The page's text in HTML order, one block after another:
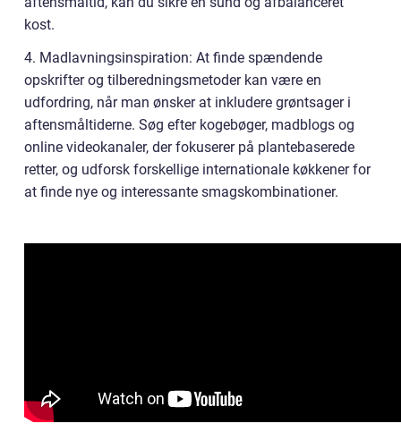
kost.
4. Madlavningsinspiration: At finde spændende
opskrifter og tilberedningsmetoder kan være en
udfordring, når man ønsker at inkludere grøntsager i
aftensmåltiderne. Søg efter kogebøger, madblogs og
online videokanaler, der fokuserer på plantebaserede
retter, og udforsk forskellige internationale køkkener for
at finde nye og interessante smagskombinationer.